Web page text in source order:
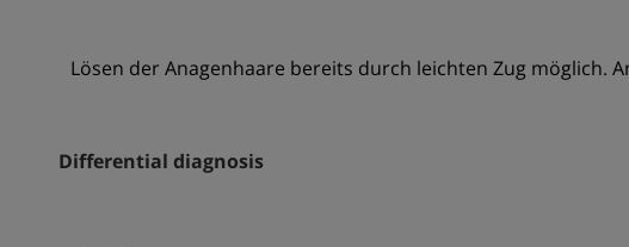
Lösen der Anagenhaare bereits durch leichten Zug möglich.
Differential diagnosis